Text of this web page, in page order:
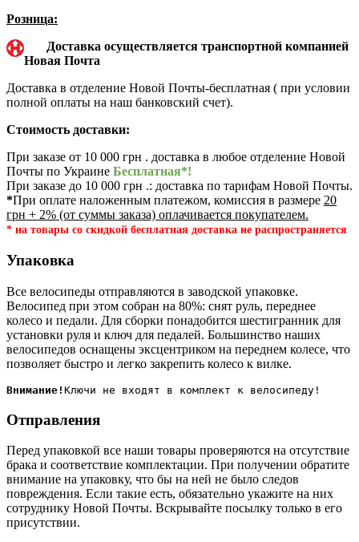
Розница:
Доставка осуществляется транспортной компанией
Новая Почта
Доставка в отделение Новой Почты-бесплатная ( при условии
полной оплаты на наш банковский счет).
Стоимость доставки:
При заказе от 10 000 грн . доставка в любое отделение Новой
Почты по Украине Бесплатная*!
При заказе до 10 000 грн .: доставка по тарифам Новой Почты.
*При оплате наложенным платежом, комиссия в размере 20
грн + 2% (от суммы заказа) оплачивается покупателем.
* на товары со скидкой бесплатная доставка не распространяется
Упаковка
Все велосипеды отправляются в заводской упаковке.
Велосипед при этом собран на 80%: снят руль, переднее
колесо и педали. Для сборки понадобится шестигранник для
установки руля и ключ для педалей. Большинство наших
велосипедов оснащены эксцентриком на переднем колесе, что
позволяет быстро и легко закрепить колесо к вилке.
Внимание!
Отправления
Перед упаковкой все наши товары проверяются на отсутствие
брака и соответствие комплектации. При получении обратите
внимание на упаковку, что бы на ней не было следов
повреждения. Если такие есть, обязательно укажите на них
сотруднику Новой Почты. Вскрывайте посылку только в его
присутствии.